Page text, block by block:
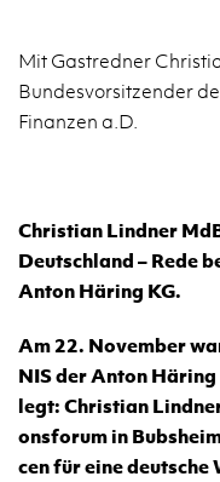
Mit Gastredner
Bundesvorsitzender
Finanzen a.D.
Chris­ti­an Lind­ner
Deutsch­land – Rede
Anton Hä­ring KG.
Am 22. No­vem­ber
NIS der Anton
legt: Chris­ti­an
ons­fo­rum in
cen für eine